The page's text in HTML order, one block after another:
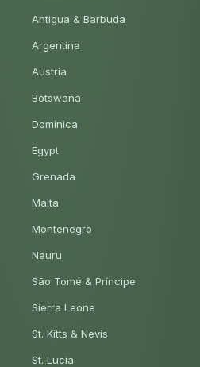
Antigua & Barbuda
Argentina
Austria
Botswana
Dominica
Egypt
Grenada
Malta
Montenegro
Nauru
São Tomé & Príncipe
Sierra Leone
St. Kitts & Nevis
St. Lucia